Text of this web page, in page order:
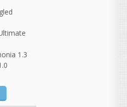
он
до
совсем.
не было,
1.3